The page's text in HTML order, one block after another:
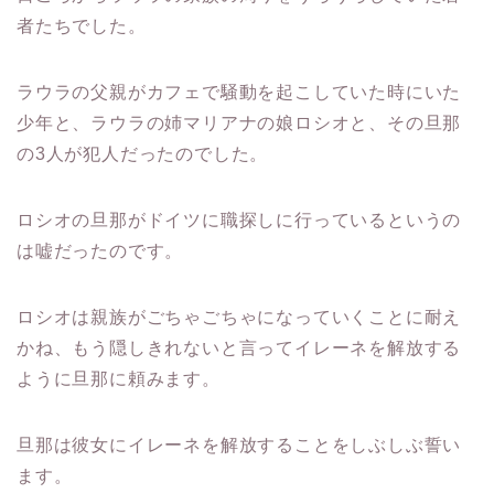
者たちでした。
ラウラの父親がカフェで騒動を起こしていた時にいた
少年と、ラウラの姉マリアナの娘ロシオと、その旦那
の3人が犯人だったのでした。
ロシオの旦那がドイツに職探しに行っているというの
は嘘だったのです。
ロシオは親族がごちゃごちゃになっていくことに耐え
かね、もう隠しきれないと言ってイレーネを解放する
ように旦那に頼みます。
旦那は彼女にイレーネを解放することをしぶしぶ誓い
ます。